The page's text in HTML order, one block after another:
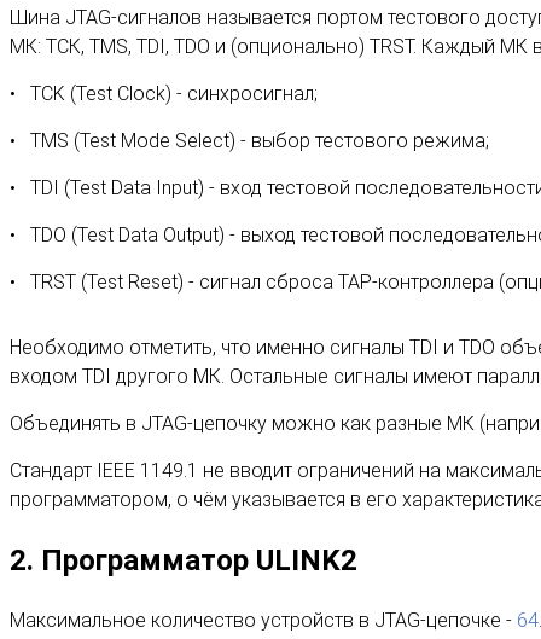
Шина JTAG-сигналов называется портом тестового
МК: ТСК, TMS, TDI, TDO и (опционально) TRST. Каждый
TCK (Test Clock) - синхросигнал;
TMS (Test Mode Select) - выбор тестового режима;
TDI (Test Data Input) - вход тестовой
TDO (Test Data Output) - выход тестовой
TRST (Test Reset) - сигнал сброса TAP-контроллера
Необходимо отметить, что именно сигналы TDI и TDO
входом TDI другого МК. Остальные сигналы имеют
Объединять в JTAG-цепочку можно как разные МК
Стандарт IEEE 1149.1 не вводит ограничений на
программатором, о чём указывается в его
2. Программатор ULINK2
Максимальное количество устройств в JTAG-цепочке - 64.